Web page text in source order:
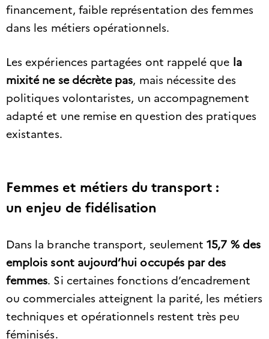
financement, faible représentation des femmes
dans les métiers opérationnels.
Les expériences partagées ont rappelé que la
mixité ne se décrète pas, mais nécessite des
politiques volontaristes, un accompagnement
adapté et une remise en question des pratiques
existantes.
Femmes et métiers du transport :
un enjeu de fidélisation
Dans la branche transport, seulement15,7 % des
emplois sont aujourd’hui occupés par des
femmes. Si certaines fonctions d’encadrement
ou commerciales atteignent la parité, les métiers
techniques et opérationnels restent très peu
féminisés.